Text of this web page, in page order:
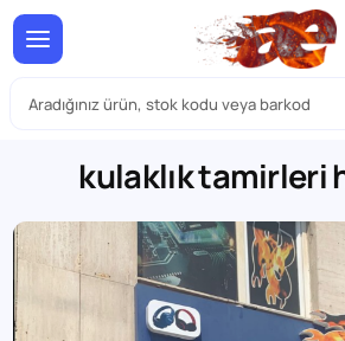
kulaklık tamirleri